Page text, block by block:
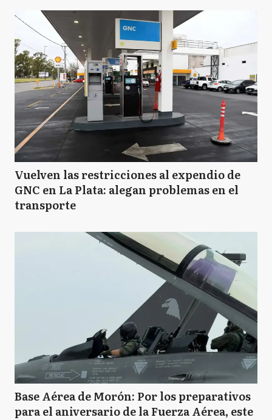
Vuelven las restricciones al expendio de
GNC en La Plata: alegan problemas en el
transporte
Base Aérea de Morón: Por los preparativos
para el aniversario de la Fuerza Aérea, este